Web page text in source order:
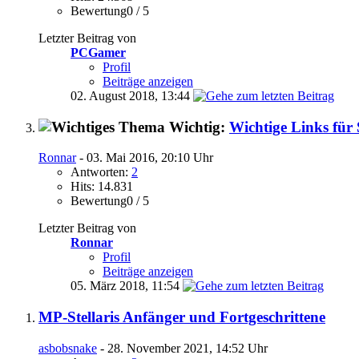
Bewertung0 / 5
Letzter Beitrag von
PCGamer
Profil
Beiträge anzeigen
02. August 2018, 13:44
Wichtig: Wichtige Links für
Ronnar- 03. Mai 2016, 20:10 Uhr
Antworten: 2
Hits: 14.831
Bewertung0 / 5
Letzter Beitrag von
Ronnar
Profil
Beiträge anzeigen
05. März 2018, 11:54
MP-Stellaris Anfänger und Fortgeschrittene
asbobsnake - 28. November 2021, 14:52 Uhr